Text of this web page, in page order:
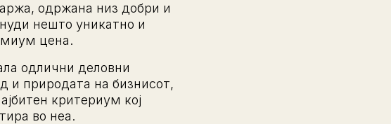
одржана низ добри и
нешто уникатно и
цена.
одлични деловни
и природата на бизнисот,
критериум кој
во неа.